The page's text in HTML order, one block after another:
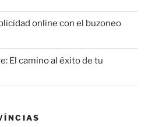
online con el buzoneo
El camino al éxito de tu